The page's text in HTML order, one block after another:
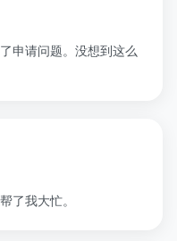
申请问题。没想到这么
我大忙。